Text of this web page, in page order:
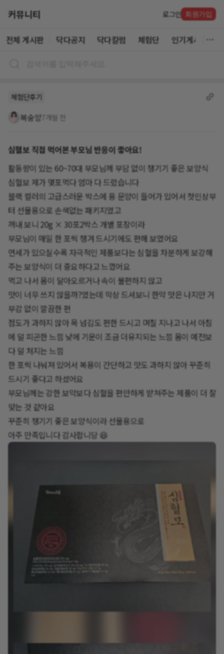
커뮤니티 로그인 회원가입
전체 게시판 닥다공지 닥다칼럼 체험단 인기게시글
체험단후기
복숭앙 7개월 전
심혈보 직접 먹어본 부모님 반응이 좋아요!
활동량이 있는 60~70대 부모님께 부담 없이 챙기기 좋은 보양식
심혈보 제가 몇포먹다 엄마 다 드렸습니다
블랙 컬러의 고급스러운 박스에 용 문양이 들어가 있어서 첫인상부
터 선물용으로 손색없는 패키지였고
꺼내 보니 20g × 30포2박스 개별 포장이라
부모님이 매일 한 포씩 챙겨 드시기에도 편해 보였어요
연세가 있으실수록 자극적인 제품보다는 심혈을 차분하게 보강해
주는 보양식이 더 중요하다고 느꼈어요
먹고 나서 몸이 달아오르거나 속이 불편하지 않고
맛이 너무 쓰지 않을까?였는데 막상 드셔보니 한약 맛은 나지만 거
부감 없이 깔끔한 편
점도가 과하지 않아 목 넘김도 편한 드시고 며칠 지나고 나서 아침
에 덜 피곤한 느낌 낮에 기운이 조금 더유지되는 느낌 몸이 예전보
다 덜 처지는 느낌
한 포씩 나눠져 있어서 복용이 간단하고 맛도 과하지 않아 꾸준히
드시기 좋다고 하셨어요
부모님께는 강한 보약보다 심혈을 편안하게 받쳐주는 제품이 더 잘
맞는 것 같아요
꾸준히 챙기기 좋은 보양식이라 선물용으로
아주 만족입니다 감사합니당 😆